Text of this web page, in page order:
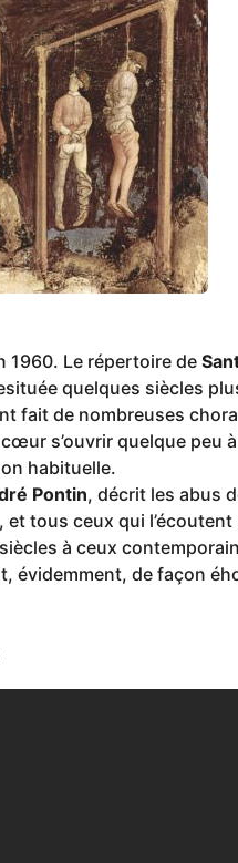
1960. Le répertoire de
quelques siècles
fait de nombreuses
s’ouvrir quelque peu
habituelle.
Pontin, décrit les abus
et tous ceux qui
à ceux
évidemment, de façon